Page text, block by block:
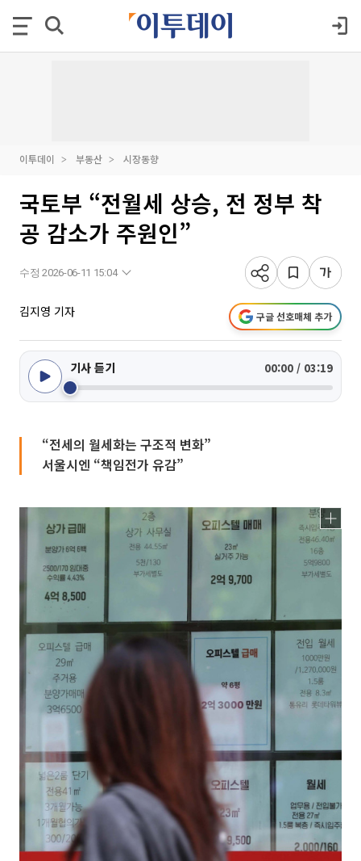
이투데이 부동산 시장동향
국토부 “전월세 상승, 전 정부 착
공 감소가 주원인”
수정 2026-06-11 15:04
김지영 기자 구글 선호매체 추가
기사 듣기 00:00 / 03:19
“전세의 월세화는 구조적 변화”
서울시엔 “책임전가 유감”